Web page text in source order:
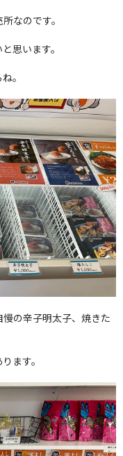
なのです。
思います。
。
の辛子明太子、焼きた
ます。